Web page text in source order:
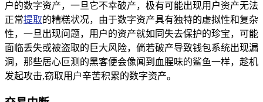
户的数字资产，一旦它不幸破产，极有可能出现用户资产无法
正常提取的糟糕状况，由于数字资产具有独特的虚拟性和复杂
性，一旦出现问题，用户的资产就如同失去保护的珍宝，可能
面临丢失或被盗取的巨大风险，倘若破产导致钱包系统出现漏
洞，那些居心叵测的黑客便会像闻到血腥味的鲨鱼一样，趁机
发起攻击,窃取用户辛苦积累的数字资产。